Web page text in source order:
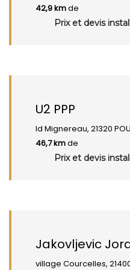
42,9 kmde
Prix et devis
U2 PPP
ld Mignereau, 21320
46,7 kmde
Prix et devis
Jakovljevic
village Courcelles, 21400